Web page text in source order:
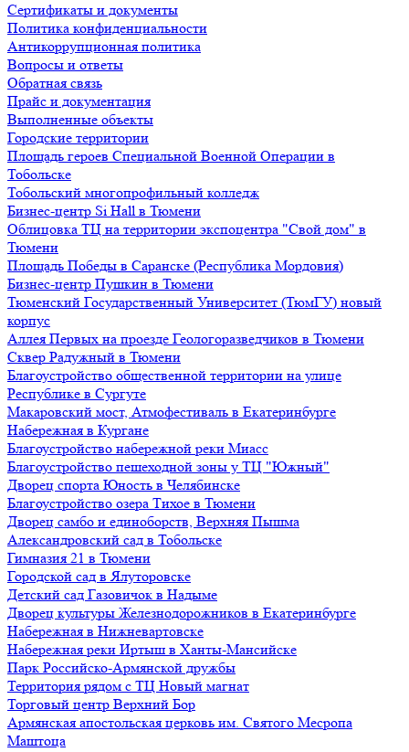
Сертификаты и документы
Политика конфиденциальности
Антикоррупционная политика
Вопросы и ответы
Обратная связь
Прайс и документация
Выполненные объекты
Городские территории
Площадь героев Специальной Военной Операции в
Тобольске
Тобольский многопрофильный колледж
Бизнес-центр Si Hall в Тюмени
Облицовка ТЦ на территории экспоцентра "Свой дом" в
Тюмени
Площадь Победы в Саранске (Республика Мордовия)
Бизнес-центр Пушкин в Тюмени
Тюменский Государственный Университет (ТюмГУ) новый
корпус
Аллея Первых на проезде Геологоразведчиков в Тюмени
Сквер Радужный в Тюмени
Благоустройство общественной территории на улице
Республике в Сургуте
Макаровский мост, Атмофестиваль в Екатеринбурге
Набережная в Кургане
Благоустройство набережной реки Миасс
Благоустройство пешеходной зоны у ТЦ "Южный"
Дворец спорта Юность в Челябинске
Благоустройство озера Тихое в Тюмени
Дворец самбо и единоборств, Верхняя Пышма
Александровский сад в Тобольске
Гимназия 21 в Тюмени
Городской сад в Ялуторовске
Детский сад Газовичок в Надыме
Дворец культуры Железнодорожников в Екатеринбурге
Набережная в Нижневартовске
Набережная реки Иртыш в Ханты-Мансийске
Парк Российско-Армянской дружбы
Территория рядом с ТЦ Новый магнат
Торговый центр Верхний Бор
Армянская апостольская церковь им. Святого Месропа
Маштоца